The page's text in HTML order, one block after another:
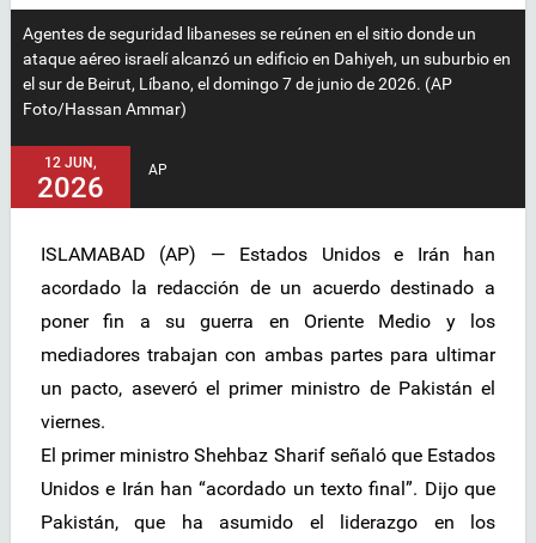
Agentes de seguridad libaneses se reúnen en el sitio donde un
ataque aéreo israelí alcanzó un edificio en Dahiyeh, un suburbio en
el sur de Beirut, Líbano, el domingo 7 de junio de 2026. (AP
Foto/Hassan Ammar)
12 JUN,
2026
AP
ISLAMABAD (AP) — Estados Unidos e Irán han
acordado la redacción de un acuerdo destinado a
poner fin a su guerra en Oriente Medio y los
mediadores trabajan con ambas partes para ultimar
un pacto, aseveró el primer ministro de Pakistán el
viernes.
El primer ministro Shehbaz Sharif señaló que Estados
Unidos e Irán han “acordado un texto final”. Dijo que
Pakistán, que ha asumido el liderazgo en los